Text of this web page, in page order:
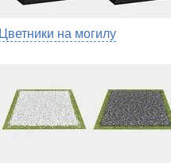
Цветники на могилу